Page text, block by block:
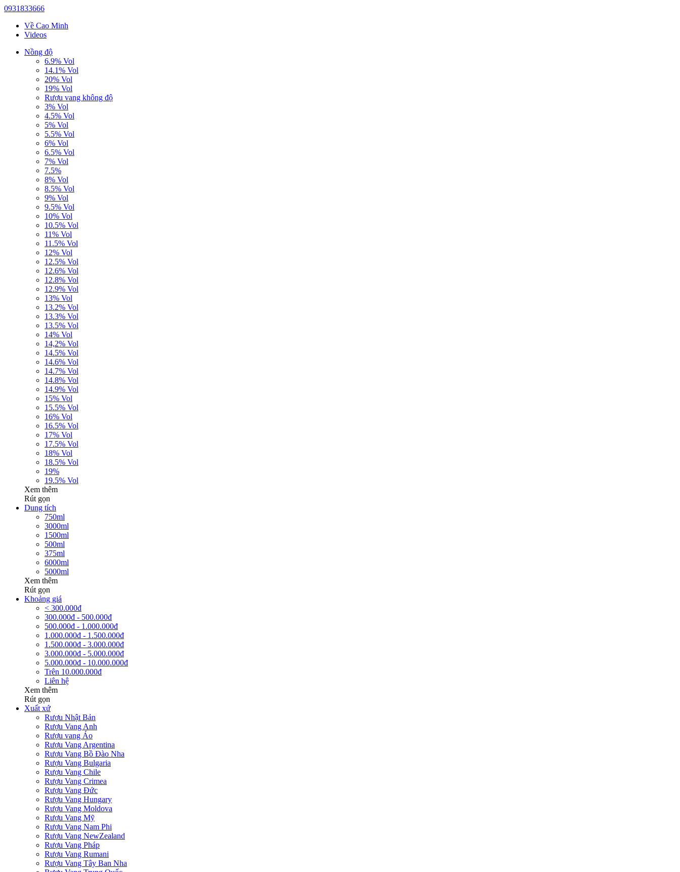
0931833666
Về Cao Minh
Videos
Nồng độ
6.9% Vol
14.1% Vol
20% Vol
19% Vol
Rượu vang không độ
3% Vol
4.5% Vol
5% Vol
5.5% Vol
6% Vol
6.5% Vol
7% Vol
7.5%
8% Vol
8.5% Vol
9% Vol
9.5% Vol
10% Vol
10.5% Vol
11% Vol
11.5% Vol
12% Vol
12.5% Vol
12.6% Vol
12.8% Vol
12.9% Vol
13% Vol
13.2% Vol
13.3% Vol
13.5% Vol
14% Vol
14,2% Vol
14.5% Vol
14.6% Vol
14.7% Vol
14.8% Vol
14.9% Vol
15% Vol
15.5% Vol
16% Vol
16.5% Vol
17% Vol
17.5% Vol
18% Vol
18.5% Vol
19%
19.5% Vol
Xem thêm
Rút gọn
Dung tích
750ml
3000ml
1500ml
500ml
375ml
6000ml
5000ml
Xem thêm
Rút gọn
Khoảng giá
< 300.000đ
300.000đ - 500.000đ
500.000đ - 1.000.000đ
1.000.000đ - 1.500.000đ
1.500.000đ - 3.000.000đ
3.000.000đ - 5.000.000đ
5.000.000đ - 10.000.000đ
Trên 10.000.000đ
Liên hệ
Xem thêm
Rút gọn
Xuất xứ
Rượu Nhật Bản
Rượu Vang Anh
Rượu vang Áo
Rượu Vang Argentina
Rượu Vang Bồ Đào Nha
Rượu Vang Bulgaria
Rượu Vang Chile
Rượu Vang Crimea
Rượu Vang Đức
Rượu Vang Hungary
Rượu Vang Moldova
Rượu Vang Mỹ
Rượu Vang Nam Phi
Rượu Vang NewZealand
Rượu Vang Pháp
Rượu Vang Rumani
Rượu Vang Tây Ban Nha